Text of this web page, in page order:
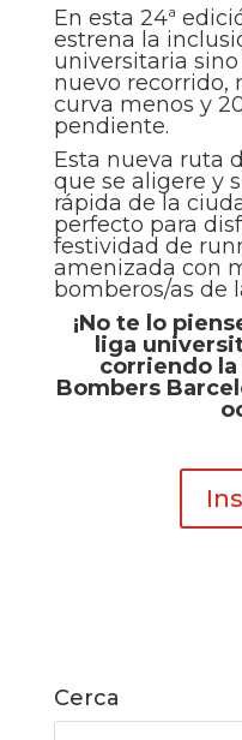
En esta 24ª
estrena la
universitaria
nuevo recorrido,
curva menos y
pendiente.
Esta nueva ruta
que se aligere y
rápida de la
perfecto para
festividad de
amenizada con
bomberos/as de
¡No te lo
liga
corriendo la
Bombers
Cerca